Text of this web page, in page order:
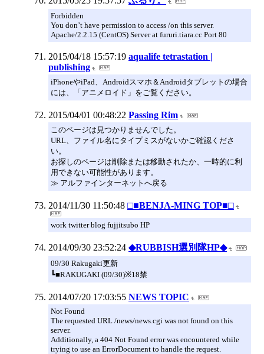
Forbidden
You don’t have permission to access /on this server.
Apache/2.2.15 (CentOS) Server at fururi.tiara.cc Port 80
2015/04/18 15:57:19 aqualife tetrastation |
publishing
iPhoneやiPad、Androidスマホ＆Androidタブレットの場合
には、「アニメロイド」をご覧ください。
2015/04/01 00:48:22 Passing Rim
このページは見つかりませんでした。
URL、ファイル名にタイプミスがないかご確認くださ
い。
お探しのページは削除または移動されたか、一時的に利
用できない可能性があります。
≫ アルファインターネットへ戻る
2014/11/30 11:50:48 □■BENJA-MING TOP■□
work twitter blog fujjitsubo HP
2014/09/30 23:52:24 ◆RUBBISH選別隊HP◆
09/30 Rakugaki更新
┗■RAKUGAKI (09/30)※18禁
2014/07/20 17:03:55 NEWS TOPIC
Not Found
The requested URL /news/news.cgi was not found on this
server.
Additionally, a 404 Not Found error was encountered while
trying to use an ErrorDocument to handle the request.